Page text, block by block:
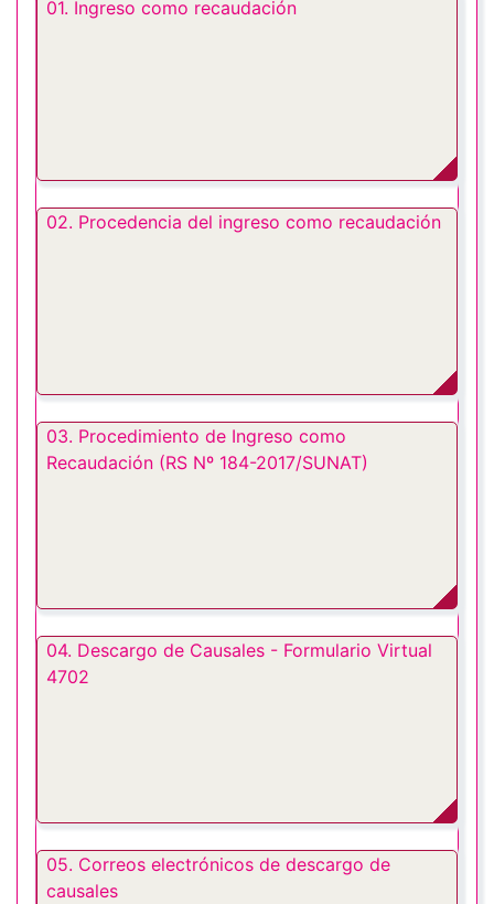
01. Ingreso como recaudación
02. Procedencia del ingreso como recaudación
03. Procedimiento de Ingreso como
Recaudación (RS Nº 184-2017/SUNAT)
04. Descargo de Causales - Formulario Virtual
4702
05. Correos electrónicos de descargo de
causales